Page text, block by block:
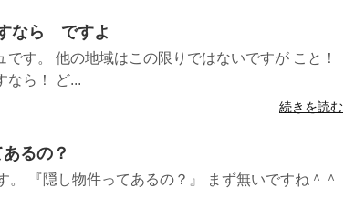
なら ですよ
す。 他の地域はこの限りではないですが こと！
なら！ ど...
続きを読む
るの？
。 『隠し物件ってあるの？』 まず無いですね＾＾